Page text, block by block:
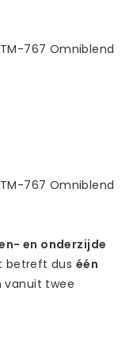
767 Omniblend
767 Omniblend
en onderzijde
betreft dus één
vanuit twee